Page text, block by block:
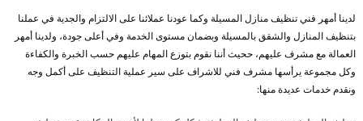
لدينا أمهر فني تنظيف منازل المسيلة وكما عودنا عملائنا على الالتزام والجدية في عملنا
بتنظيف المنازل والشقق بالمسيلة وبضمان مستوى الخدمة وفي أعلى جودة، ولدينا أمهر
العمالة مع مشرف عليهم، ححيث أننا نقوم بتوزع المهام عليهم حسب الخبرة والكفاءة
وكل مجموعة يرأسها مشرف فني للاشراف على سير عملية التنظيف على أكمل وجه
ونقدم خدمات عديدة منها: